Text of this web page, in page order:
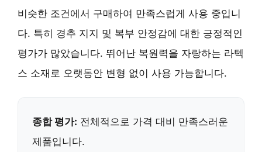
비슷한 조건에서 구매하여 만족스럽게 사용 중입니
다. 특히 경추 지지 및 복부 안정감에 대한 긍정적인
평가가 많았습니다. 뛰어난 복원력을 자랑하는 라텍
스 소재로 오랫동안 변형 없이 사용 가능합니다.
종합 평가: 전체적으로 가격 대비 만족스러운
제품입니다.